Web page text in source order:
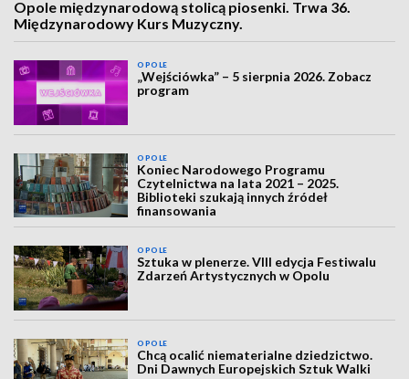
Opole międzynarodową stolicą piosenki. Trwa 36.
Międzynarodowy Kurs Muzyczny.
OPOLE
„Wejściówka” – 5 sierpnia 2026. Zobacz
program
OPOLE
Koniec Narodowego Programu
Czytelnictwa na lata 2021 – 2025.
Biblioteki szukają innych źródeł
finansowania
OPOLE
Sztuka w plenerze. VIII edycja Festiwalu
Zdarzeń Artystycznych w Opolu
OPOLE
Chcą ocalić niematerialne dziedzictwo.
Dni Dawnych Europejskich Sztuk Walki